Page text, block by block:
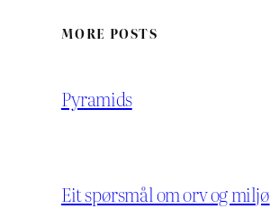
MORE POSTS
Pyramids
Eit spørsmål om orv og miljø